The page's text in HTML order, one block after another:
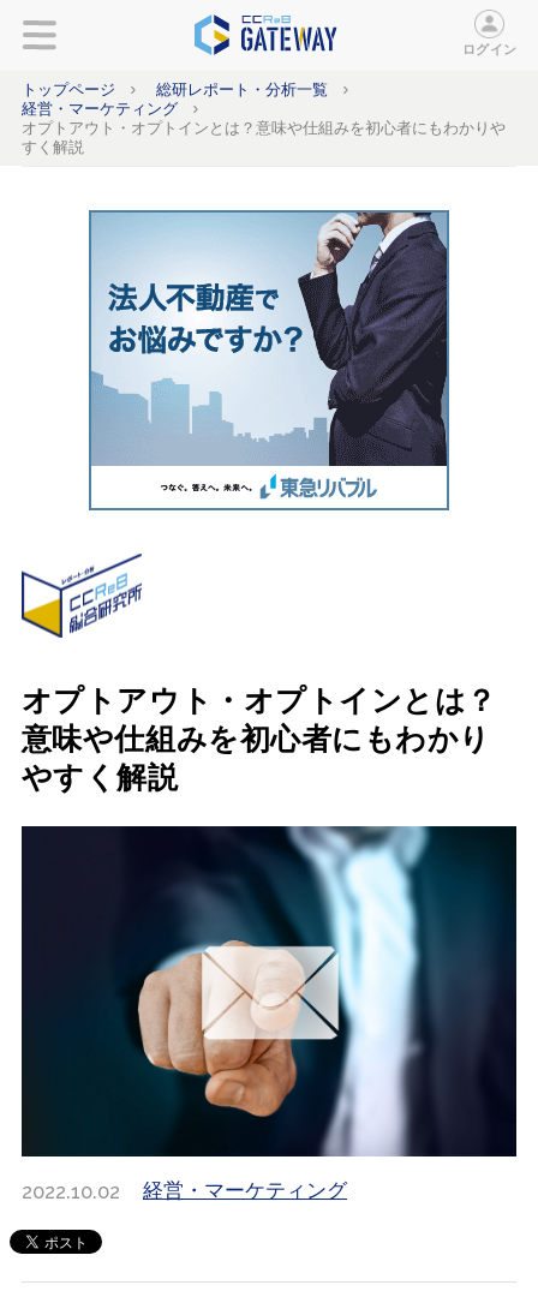
ログイン
トップページ
総研レポート・分析一覧
経営・マーケティング
オプトアウト・オプトインとは？意味や仕組みを初心者にもわかりや
すく解説
オプトアウト・オプトインとは？
意味や仕組みを初心者にもわかり
やすく解説
2022.10.02 経営・マーケティング